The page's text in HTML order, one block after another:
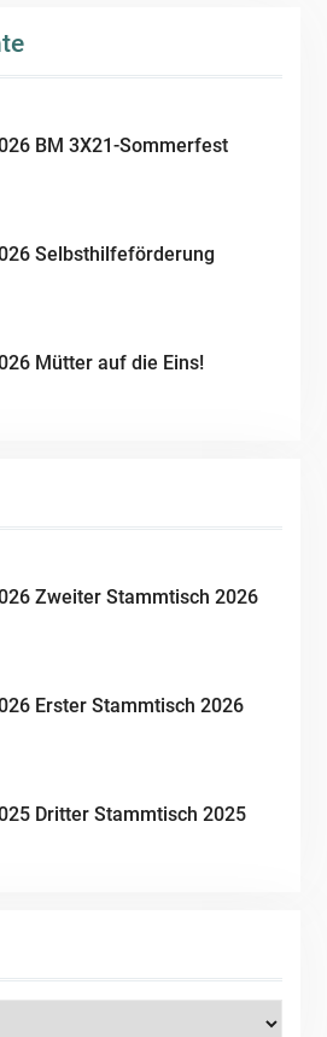
BM 3X21-Sommerfest
Selbsthilfeförderung
Mütter auf die Eins!
Zweiter Stammtisch 2026
Erster Stammtisch 2026
Dritter Stammtisch 2025